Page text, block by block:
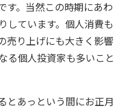
す。当然この時期にあわ
しています。個人消費も
売り上げにも大きく影響
る個人投資家も多いこと
とあっという間にお正月